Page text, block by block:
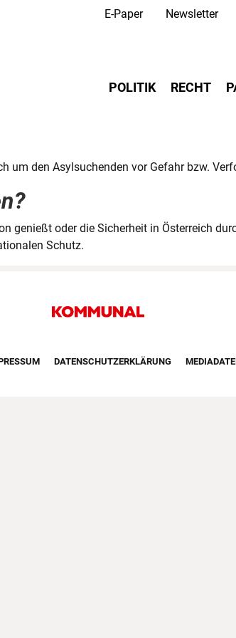
Direkt
Secondary Navigation
E-Paper Newsletter
Main navigation
POLITIK RECHT
um den Asylsuchenden vor Gefahr bzw.
genießt oder die Sicherheit in Österreich
Schutz.
Navigation
DATENSCHUTZERKLÄRUNG